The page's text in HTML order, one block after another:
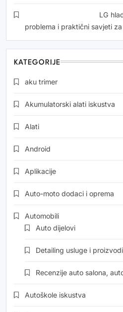
LG
problema i praktični savjeti
KATEGORIJE
aku trimer
Akumulatorski alati iskustva
Alati
Android
Aplikacije
Auto-moto dodaci i oprema
Automobili
Auto dijelovi
Detailing usluge i proizvodi
Recenzije auto salona,
Autoškole iskustva